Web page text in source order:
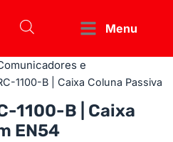
Menu
e
1100-B | Caixa Coluna Passiva
1100-B | Caixa
EN54